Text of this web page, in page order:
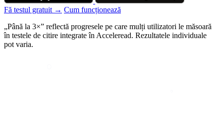
Fă testul gratuit → Cum funcționează
„Până la 3×” reflectă progresele pe care mulți utilizatori le măsoară
în testele de citire integrate în Acceleread. Rezultatele individuale
pot varia.